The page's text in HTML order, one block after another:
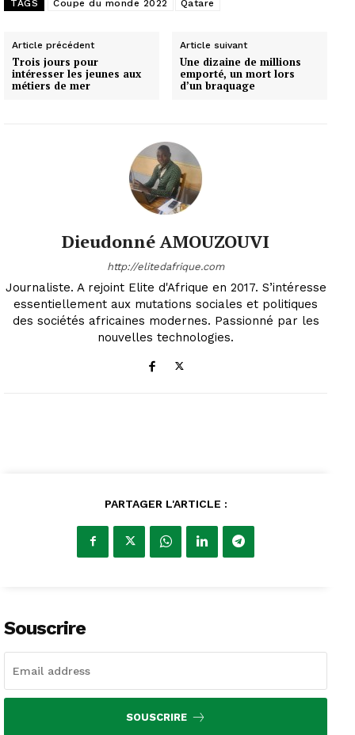
TAGS Coupe du monde 2022 Qatare
Article précédent
Trois jours pour
intéresser les jeunes aux
métiers de mer
Article suivant
Une dizaine de millions
emporté, un mort lors
d’un braquage
Dieudonné AMOUZOUVI
http://elitedafrique.com
Journaliste. A rejoint Elite d'Afrique en 2017. S’intéresse
essentiellement aux mutations sociales et politiques
des sociétés africaines modernes. Passionné par les
nouvelles technologies.
PARTAGER L'ARTICLE :
Souscrire
SOUSCRIRE